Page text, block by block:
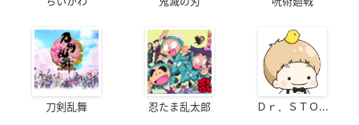
刀剣乱舞 忍たま乱太郎 Ｄｒ．ＳＴＯ...